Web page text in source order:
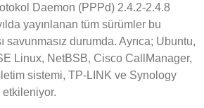
Daemon (PPPd) 2.4.2-2.4.8
yayınlanan tüm sürümler bu
savunmasız durumda. Ayrıca; Ubuntu,
Linux, NetBSB, Cisco CallManager,
sistemi, TP-LINK ve Synology